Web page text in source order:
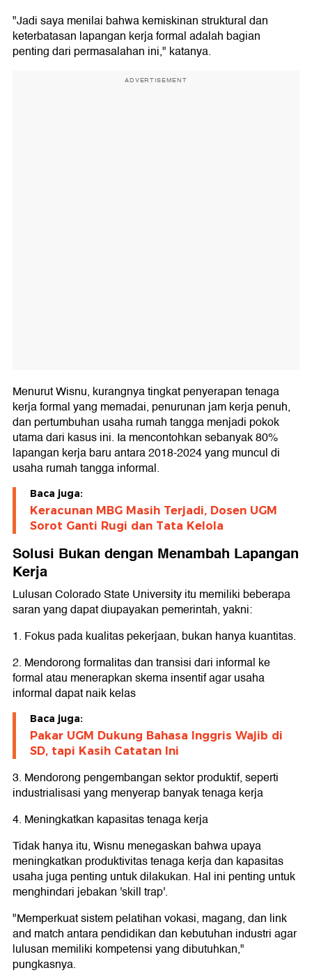
"Jadi saya menilai bahwa kemiskinan struktural dan
keterbatasan lapangan kerja formal adalah bagian
penting dari permasalahan ini," katanya.
ADVERTISEMENT
Menurut Wisnu, kurangnya tingkat penyerapan tenaga
kerja formal yang memadai, penurunan jam kerja penuh,
dan pertumbuhan usaha rumah tangga menjadi pokok
utama dari kasus ini. Ia mencontohkan sebanyak 80%
lapangan kerja baru antara 2018-2024 yang muncul di
usaha rumah tangga informal.
Baca juga:
Keracunan MBG Masih Terjadi, Dosen UGM
Sorot Ganti Rugi dan Tata Kelola
Solusi Bukan dengan Menambah Lapangan
Kerja
Lulusan Colorado State University itu memiliki beberapa
saran yang dapat diupayakan pemerintah, yakni:
1. Fokus pada kualitas pekerjaan, bukan hanya kuantitas.
2. Mendorong formalitas dan transisi dari informal ke
formal atau menerapkan skema insentif agar usaha
informal dapat naik kelas
Baca juga:
Pakar UGM Dukung Bahasa Inggris Wajib di
SD, tapi Kasih Catatan Ini
3. Mendorong pengembangan sektor produktif, seperti
industrialisasi yang menyerap banyak tenaga kerja
4. Meningkatkan kapasitas tenaga kerja
Tidak hanya itu, Wisnu menegaskan bahwa upaya
meningkatkan produktivitas tenaga kerja dan kapasitas
usaha juga penting untuk dilakukan. Hal ini penting untuk
menghindari jebakan 'skill trap'.
"Memperkuat sistem pelatihan vokasi, magang, dan link
and match antara pendidikan dan kebutuhan industri agar
lulusan memiliki kompetensi yang dibutuhkan,"
pungkasnya.